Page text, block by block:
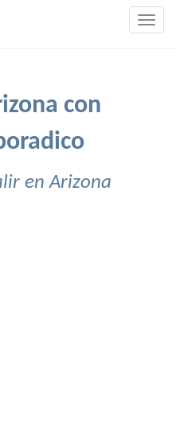
con
en Arizona